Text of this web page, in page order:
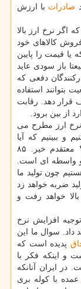
صادرات با ارزش
اگر نرخ ارز بالا
كالاهای خود
یا قیمت را پایین
باز سودی عاید
دفعی كه
بتوانند استفاده
قرار دهد. رقابت
از بین برود.
نرخ ارز مطرح می
و ببینیم كه آیا
كاهش میابد؟ معتقدم خیر. ۸۵
و واسطه ای است.
چون تولید ما
ضربه خواهد زد
بالا خواهد رفت و
افزایش نرخ
داد. سوال ما این
پدیده است كه
و اینكه فكر با
در ایران آنانكه
با كوله بری